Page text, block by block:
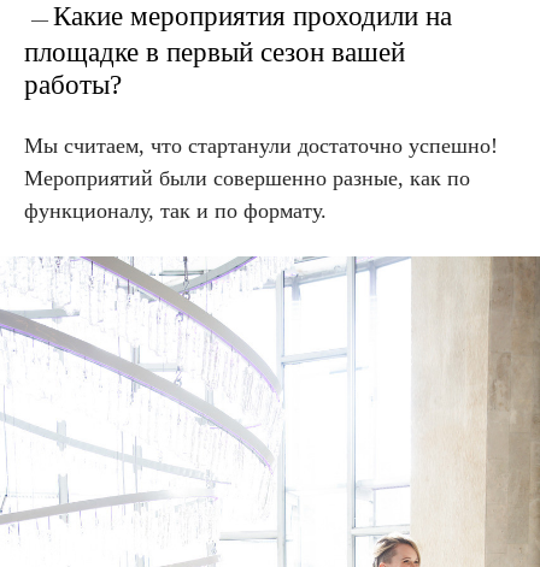
— Какие мероприятия проходили на
площадке в первый сезон вашей
работы?
Мы считаем, что стартанули достаточно успешно!
Мероприятий были совершенно разные, как по
функционалу, так и по формату.